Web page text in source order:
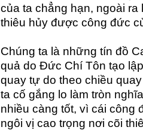
của ta chẳng hạn, ngoài
thiêu hủy được công đức
Chúng ta là những tín đồ
quả do Đức Chí Tôn tạo
quay tự do theo chiều
ta cố gắng lo làm tròn
nhiều càng tốt, vì cái công
ngôi vị cao trọng nơi cõi